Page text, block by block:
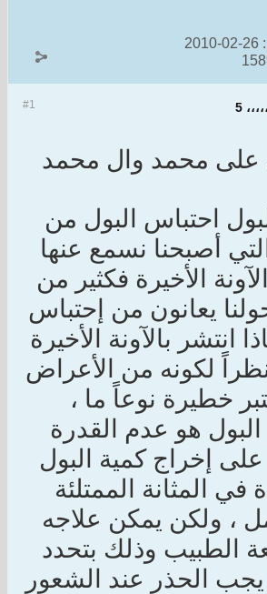
26-02-2010
#1 5
على محمد وال محمد
احتباس البول من
أصبحنا نسمع عنها
الأخيرة فكثير من
يعانون من إحتباس
انتشر بالآونة الأخيرة
لكونه من الأعراض
خطيرة نوعاً ما ،
هو عدم القدرة
على إخراج كمية البول
في المثانة الممتلئة
، ولكن يمكن علاجه
الطبيب وذلك بتحدد
يجب الحذر عند الشعور